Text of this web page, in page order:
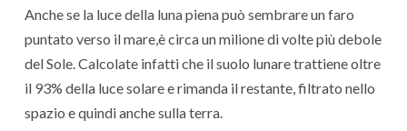
Anche se la luce della luna piena può sembrare un faro
puntato verso il mare,è circa un milione di volte più debole
del Sole. Calcolate infatti che il suolo lunare trattiene oltre
il 93% della luce solare e rimanda il restante, filtrato nello
spazio e quindi anche sulla terra.